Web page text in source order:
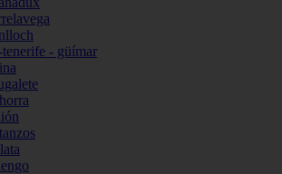
tenerife - güímar